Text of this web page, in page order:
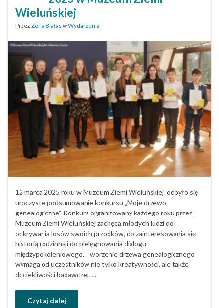
Wieluńskiej
Przez Zofia Białas wWydarzenia
12 marca 2025 roku w Muzeum Ziemi Wieluńskiej odbyło się
uroczyste podsumowanie konkursu „Moje drzewo
genealogiczne”. Konkurs organizowany każdego roku przez
Muzeum Ziemi Wieluńskiej zachęca młodych ludzi do
odkrywania losów swoich przodków, do zainteresowania się
historią rodzinną i do pielęgnowania dialogu
międzypokoleniowego. Tworzenie drzewa genealogicznego
wymaga od uczestników nie tylko kreatywności, ale także
dociekliwości badawczej. …
Czytaj dalej